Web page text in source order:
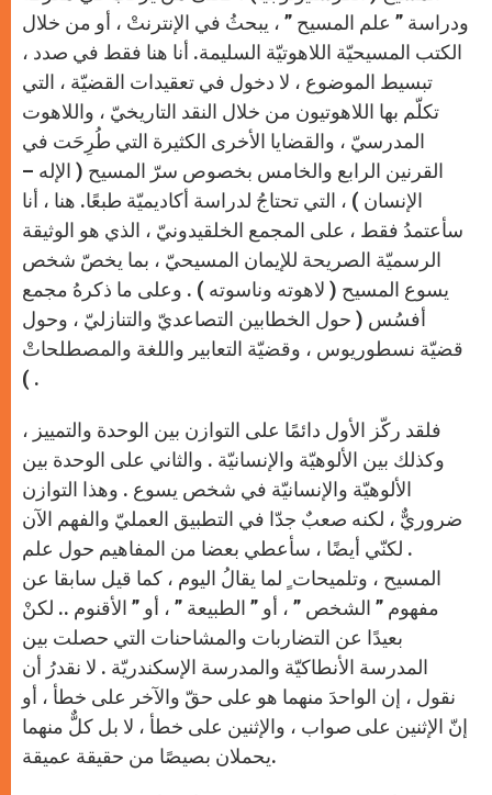
ودراسة ” علم المسيح ” ، يبحثُ في الإنترنتْ ، أو من خلال
الكتب المسيحيّة اللاهوتيّة السليمة. أنا هنا فقط في صدد ،
تبسيط الموضوع ، لا دخول في تعقيدات القضيّة ، التي
تكلّم بها اللاهوتيون من خلال النقد التاريخيّ ، واللاهوت
المدرسيّ ، والقضايا الأخرى الكثيرة التي طُرِحَت في
القرنين الرابع والخامس بخصوص سرّ المسيح ( الإله –
الإنسان ) ، التي تحتاجُ لدراسة أكاديميّة طبعًا. هنا ، أنا
سأعتمدُ فقط ، على المجمع الخلقيدونيّ ، الذي هو الوثيقة
الرسميّة الصريحة للإيمان المسيحيّ ، بما يخصّ شخص
يسوع المسيح ( لاهوته وناسوته ) . وعلى ما ذكرهُ مجمع
أفسُس ( حول الخطابين التصاعديّ والتنازليّ ، وحول
قضيّة نسطوريوس ، وقضيّة التعابير واللغة والمصطلحاتْ
) .
فلقد ركّز الأول دائمًا على التوازن بين الوحدة والتمييز ،
وكذلك بين الألوهيّة والإنسانيّة . والثاني على الوحدة بين
الألوهيّة والإنسانيّة في شخص يسوع . وهذا التوازن
ضروريٌّ ، لكنه صعبٌ جدّا في التطبيق العمليّ والفهم الآن
. لكنّي أيضًا ، سأعطي بعضا من المفاهيم حول علم
المسيح ، وتلميحات ٍ لما يقالُ اليوم ، كما قيل سابقا عن
مفهوم ” الشخص ” ، أو ” الطبيعة ” ، أو ” الأقنوم .. لكنْ
بعيدًا عن التضاربات والمشاحنات التي حصلت بين
المدرسة الأنطاكيّة والمدرسة الإسكندريّة . لا نقدرُ أن
نقول ، إن الواحدَ منهما هو على حقّ والآخر على خطأ ، أو
إنّ الإثنين على صواب ، والإثنين على خطأ ، لا بل كلٌّ منهما
يحملان بصيصًا من حقيقة عميقة.